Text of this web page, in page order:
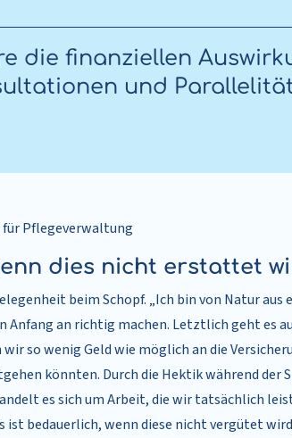
die finanziellen
und
Pflegeverwaltung
dies nicht erstattet
beim Schopf. „Ich bin von Natur
Anfang an richtig machen. Letztlich geht es
so wenig Geld wie möglich an die
könnten. Durch die Hektik während der
es sich um Arbeit, die wir tatsächlich
ist bedauerlich, wenn diese nicht vergütet